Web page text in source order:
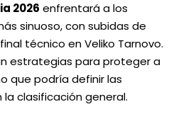
2026 enfrentará a los
sinuoso, con subidas de
técnico en Veliko Tarnovo.
estrategias para proteger a
que podría definir las
clasificación general.